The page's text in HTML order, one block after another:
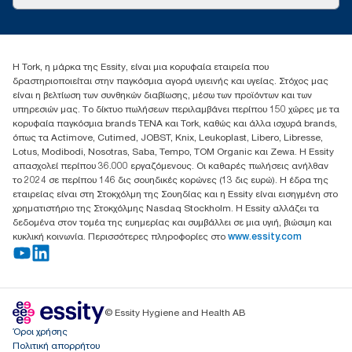
+302102705722
17th klm.National Road Athens-Lamia &2 Kalamatas
14564 N.Kifissia, Athens-Greece
Mob: +306932474930 (για Ελλάδα & Κύπρο)
Η Tork, η μάρκα της Essity, είναι μια κορυφαία εταιρεία που
δραστηριοποιείται στην παγκόσμια αγορά υγιεινής και υγείας. Στόχος μας
είναι η βελτίωση των συνθηκών διαβίωσης, μέσω των προϊόντων και των
υπηρεσιών μας. Το δίκτυο πωλήσεων περιλαμβάνει περίπου 150 χώρες με τα
κορυφαία παγκόσμια brands TENA και Tork, καθώς και άλλα ισχυρά brands,
όπως τα Actimove, Cutimed, JOBST, Knix, Leukoplast, Libero, Libresse,
Lotus, Modibodi, Nosotras, Saba, Tempo, TOM Organic και Zewa. Η Essity
απασχολεί περίπου 36.000 εργαζόμενους. Οι καθαρές πωλήσεις ανήλθαν
το 2024 σε περίπου 146 δις σουηδικές κορώνες (13 δις ευρώ). Η έδρα της
εταιρείας είναι στη Στοκχόλμη της Σουηδίας και η Essity είναι εισηγμένη στο
χρηματιστήριο της Στοκχόλμης Nasdaq Stockholm. Η Essity αλλάζει τα
δεδομένα στον τομέα της ευημερίας και συμβάλλει σε μια υγιή, βιώσιμη και
κυκλική κοινωνία. Περισσότερες πληροφορίες στο www.essity.com
© Essity Hygiene and Health AB
Όροι χρήσης
Πολιτική απορρήτου